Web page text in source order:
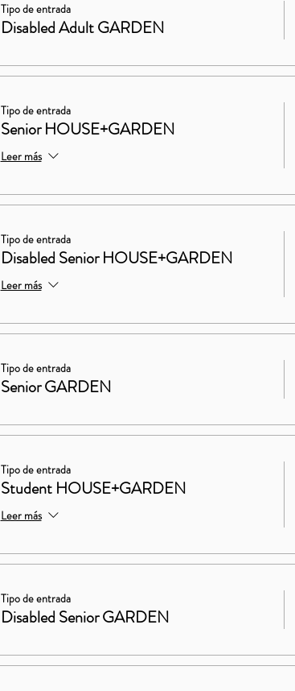
Tipo de entrada
Disabled Adult GARDEN
Tipo de entrada
Senior HOUSE+GARDEN
Leer más
Tipo de entrada
Disabled Senior HOUSE+GARDEN
Leer más
Tipo de entrada
Senior GARDEN
Tipo de entrada
Student HOUSE+GARDEN
Leer más
Tipo de entrada
Disabled Senior GARDEN